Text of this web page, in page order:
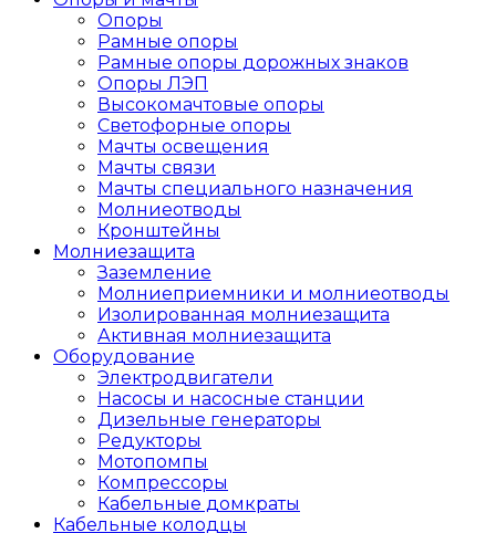
Опоры
Рамные опоры
Рамные опоры дорожных знаков
Опоры ЛЭП
Высокомачтовые опоры
Светофорные опоры
Мачты освещения
Мачты связи
Мачты специального назначения
Молниеотводы
Кронштейны
Молниезащита
Заземление
Молниеприемники и молниеотводы
Изолированная молниезащита
Активная молниезащита
Оборудование
Электродвигатели
Насосы и насосные станции
Дизельные генераторы
Редукторы
Мотопомпы
Компрессоры
Кабельные домкраты
Кабельные колодцы